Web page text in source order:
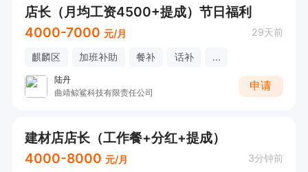
店长（月均工资4500+提成）节日福利
4000-7000 元/月 29天前
麒麟区 加班补助 餐补 话补 ...
陆丹
曲靖鲸鲨科技有限责任公司
申请
建材店店长（工作餐+分红+提成）
4000-8000 元/月 3分钟前